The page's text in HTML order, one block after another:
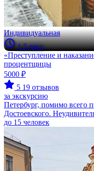
Индивидуальная
1.5 часа
«Преступление и
процентщицы
5000 ₽
5 19 отзывов
за экскурсию
Петербург, помимо всего
Достоевского.
до 15 человек